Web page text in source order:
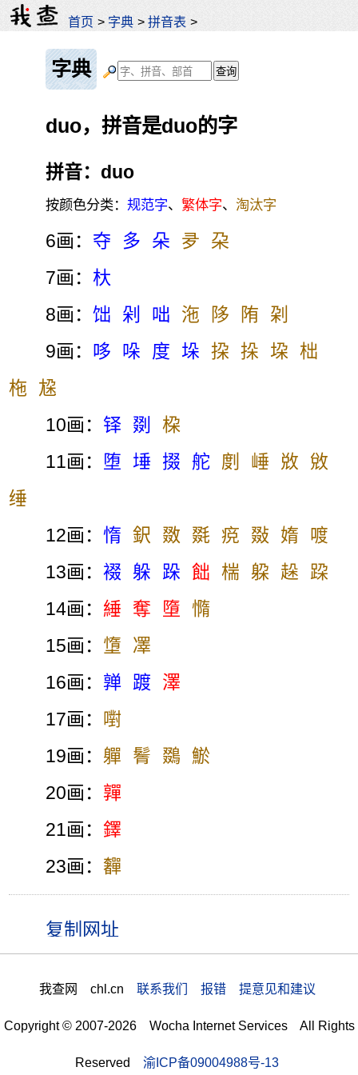
首页 > 字典 >拼音表 >
字典
duo，拼音是duo的字
拼音：duo
按颜色分类：规范字、繁体字、淘汰字
6画： 夺 多 朵 夛
朶
7画： 杕
8画：饳 剁 咄 沲 陊 陏
刴
9画： 哆 哚 度 垛 挅 挆 垜 柮
柂
尮
10画： 铎 剟
桗
11画： 堕 埵 掇 舵 剫 崜 敚
敓
缍
12画：惰 鈬 敪 毲 痥 敠 媠
喥
13画：裰 躲 跺 飿 椯 躱 趓
跥
14画： 綞 奪 墮 憜
15画： 墯
凙
16画： 亸 踱
澤
17画：
嚉
19画： 軃 鬌 鵽 鯲
20画： 嚲
21画：鐸
23画：奲
我查网 chl.cn 联系我们 报错 提意见和建议
Copyright © 2007-2026 Wocha Internet Services All Rights
Reserved 渝ICP备09004988号-13